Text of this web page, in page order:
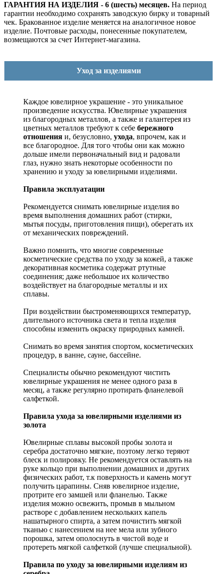
ГАРАНТИЯ НА ИЗДЕЛИЯ - 6 (шесть) месяцев. На период
гарантии необходимо сохранять заводскую бирку и товарный
чек. Бракованное изделие меняется на аналогичное новое
изделие. Почтовые расходы, понесенные покупателем,
возмещаются за счет Интернет-магазина.
Уход за изделиями
Каждое ювелирное украшение - это уникальное
произведение искусства. Ювелирные украшения
из благородных металлов, а также и галантерея из
цветных металлов требуют к себе бережного
отношения и, безусловно, ухода, впрочем, как и
все благородное. Для того чтобы они как можно
дольше имели первоначальный вид и радовали
глаз, нужно знать некоторые особенности по
хранению и уходу за ювелирными изделиями.
Правила эксплуатации
Рекомендуется снимать ювелирные изделия во
время выполнения домашних работ (стирки,
мытья посуды, приготовления пищи), оберегать их
от механических повреждений.
Важно помнить, что многие современные
косметические средства по уходу за кожей, а также
декоративная косметика содержат ртутные
соединения; даже небольшое их количество
воздействует на благородные металлы и их
сплавы.
При воздействии быстроменяющихся температур,
длительного источника света и тепла изделия
способны изменить окраску природных камней.
Снимать во время занятия спортом, косметических
процедур, в ванне, сауне, бассейне.
Специалисты обычно рекомендуют чистить
ювелирные украшения не менее одного раза в
месяц, а также регулярно протирать фланелевой
салфеткой.
Правила ухода за ювелирными изделиями из
золота
Ювелирные сплавы высокой пробы золота и
серебра достаточно мягкие, поэтому легко теряют
блеск и полировку. Не рекомендуется оставлять на
руке кольцо при выполнении домашних и других
физических работ, т.к поверхность и камень могут
получить царапины. Сняв ювелирное изделие,
протрите его замшей или фланелью. Также
изделия можно освежить, промыв в мыльном
растворе с добавлением нескольких капель
нашатырного спирта, а затем почистить мягкой
тканью с нанесением на нее мела или зубного
порошка, затем ополоснуть в чистой воде и
протереть мягкой салфеткой (лучше специальной).
Правила по уходу за ювелирными изделиям из